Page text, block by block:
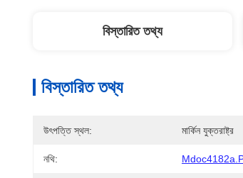
বিস্তারিত তথ্য
বিস্তারিত তথ্য
উৎপত্তি স্থল: মার্কিন যুক্তরাষ্ট্র
নথি: